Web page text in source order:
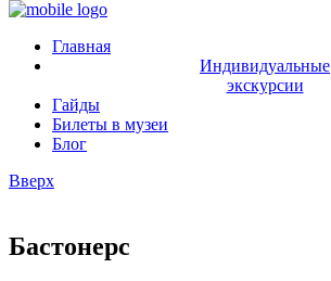
Главная
Индивидуальные
экскурсии
Гайды
Билеты в музеи
Блог
Вверх
Бастонерс